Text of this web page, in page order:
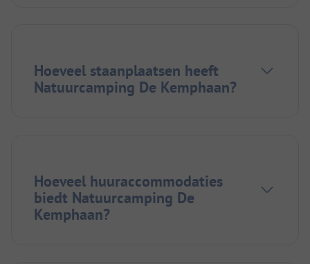
Hoeveel staanplaatsen heeft
Natuurcamping De Kemphaan?
Hoeveel huuraccommodaties
biedt Natuurcamping De
Kemphaan?